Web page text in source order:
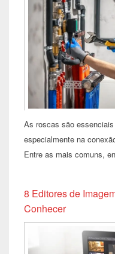
As roscas são
especialmente na
Entre as mais comuns,
8 Editores de
Conhecer